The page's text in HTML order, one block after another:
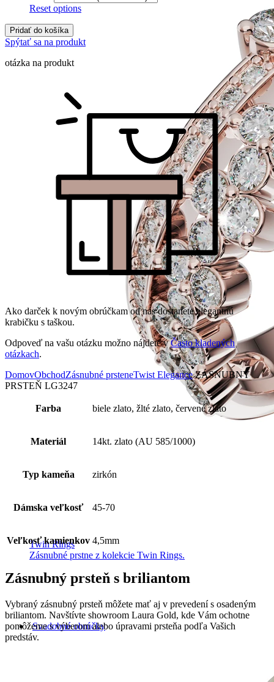
Twin Rings
Zásnubné prstne z kolekcie Twin Rings.
Svadobné obrúčky
Reset options
Pridať do košíka
Spýtať sa na produkt
otázka na produkt
Ako darček k novým obrúčkam od nás dostanete elegantnú
krabičku s taškou.
Odpoveď na vašu otázku možno nájdete vČasto kladených
otázkach.
DomovObchodZásnubné prsteneTwist EleganceZÁSNUBNÝ
PRSTEŇ LG3247
Farba biele zlato, žlté zlato, červené zlato
Materiál 14kt. zlato (AU 585/1000)
Typ kameňa zirkón
Dámska veľkosť 45-70
Veľkosť kamienkov 4,5mm
Zásnubný prsteň s briliantom
Vybraný zásnubný prsteň môžete mať aj v prevedení s osadeným
briliantom. Navštívte showroom Laura Gold, kde Vám ochotne
pomôžeme s výberom alebo úpravami prsteňa podľa Vašich
predstáv.